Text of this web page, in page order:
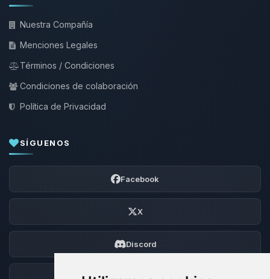
Nuestra Compañía
Menciones Legales
Términos / Condiciones
Condiciones de colaboración
Política de Privacidad
SÍGUENOS
Facebook
X
Discord
Foro